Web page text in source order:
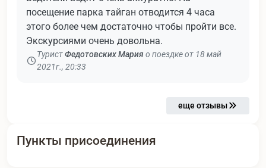
посещение парка тайган отводится 4 часа
этого более чем достаточно чтобы пройти все.
Экскурсиями очень довольна.
ТуристФедотовских Мария о поездке от 18 май
2021г., 20:33
еще отзывы
Пункты присоединения